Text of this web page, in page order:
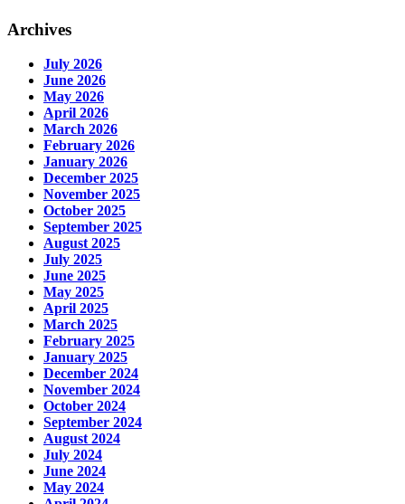
Archives
July 2026
June 2026
May 2026
April 2026
March 2026
February 2026
January 2026
December 2025
November 2025
October 2025
September 2025
August 2025
July 2025
June 2025
May 2025
April 2025
March 2025
February 2025
January 2025
December 2024
November 2024
October 2024
September 2024
August 2024
July 2024
June 2024
May 2024